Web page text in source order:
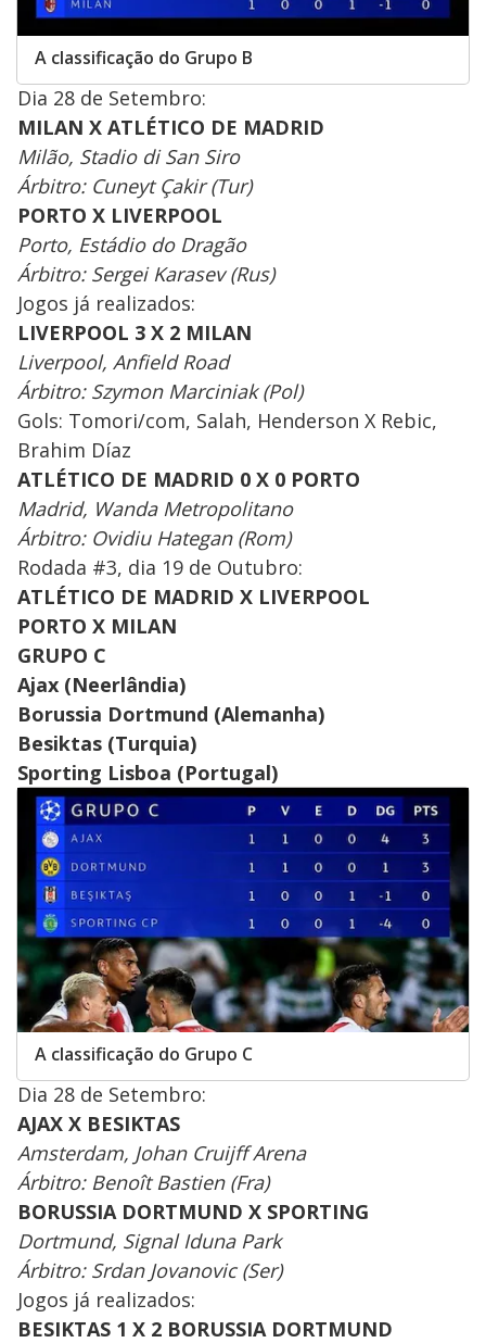
A classificação do Grupo B
Dia 28 de Setembro:
MILAN X ATLÉTICO DE MADRID
Milão, Stadio di San Siro
Árbitro: Cuneyt Çakir (Tur)
PORTO X LIVERPOOL
Porto, Estádio do Dragão
Árbitro: Sergei Karasev (Rus)
Jogos já realizados:
LIVERPOOL 3 X 2 MILAN
Liverpool, Anfield Road
Árbitro: Szymon Marciniak (Pol)
Gols: Tomori/com, Salah, Henderson X Rebic,
Brahim Díaz
ATLÉTICO DE MADRID 0 X 0 PORTO
Madrid, Wanda Metropolitano
Árbitro: Ovidiu Hategan (Rom)
Rodada #3, dia 19 de Outubro:
ATLÉTICO DE MADRID X LIVERPOOL
PORTO X MILAN
GRUPO C
Ajax (Neerlândia)
Borussia Dortmund (Alemanha)
Besiktas (Turquia)
Sporting Lisboa (Portugal)
A classificação do Grupo C
Dia 28 de Setembro:
AJAX X BESIKTAS
Amsterdam, Johan Cruijff Arena
Árbitro: Benoît Bastien (Fra)
BORUSSIA DORTMUND X SPORTING
Dortmund, Signal Iduna Park
Árbitro: Srdan Jovanovic (Ser)
Jogos já realizados:
BESIKTAS 1 X 2 BORUSSIA DORTMUND